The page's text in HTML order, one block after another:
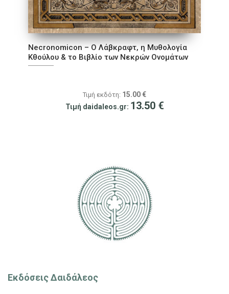
Necronomicon – Ο Λάβκραφτ, η Μυθολογία
Κθούλου & το Βιβλίο των Νεκρών Ονομάτων
Τιμή εκδότη: 15.00 €
Τιμή daidaleos.gr: 13.50 €
Εκδόσεις Δαιδάλεος